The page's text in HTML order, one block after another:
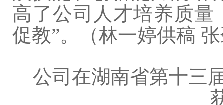
高了公司人才培养质量
促教”。
（林一婷供稿
公司在湖南省第十三